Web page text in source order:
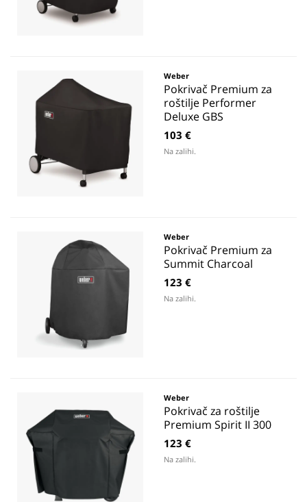
Weber
Pokrivač Premium za
roštilje Performer
Deluxe GBS
103 €
Na zalihi.
Weber
Pokrivač Premium za
Summit Charcoal
123 €
Na zalihi.
Weber
Pokrivač za roštilje
Premium Spirit II 300
123 €
Na zalihi.